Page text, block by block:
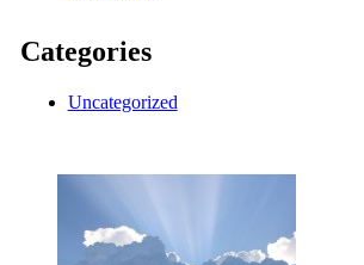
Categories
Uncategorized